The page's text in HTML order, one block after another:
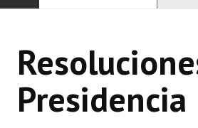
CONCEJO
Bloques Políticos
Presidencia